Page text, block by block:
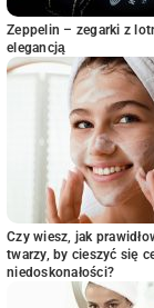
Zeppelin – zegarki z
elegancją
Czy wiesz, jak
twarzy, by cieszyć się
niedoskonałości?